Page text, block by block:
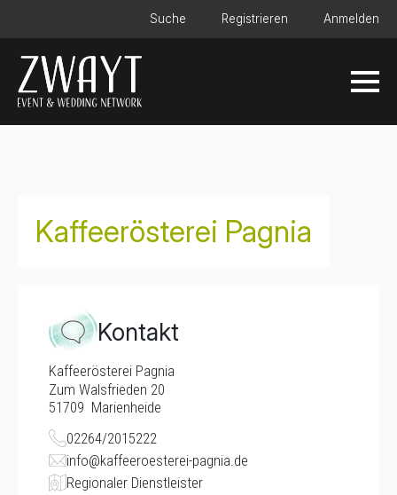
Suche Registrieren Anmelden
Kaffeerösterei Pagnia
Kontakt
Kaffeerösterei Pagnia
Zum Walsfrieden 20
51709 Marienheide
02264/2015222
info@kaffeeroesterei-pagnia.de
Regionaler Dienstleister